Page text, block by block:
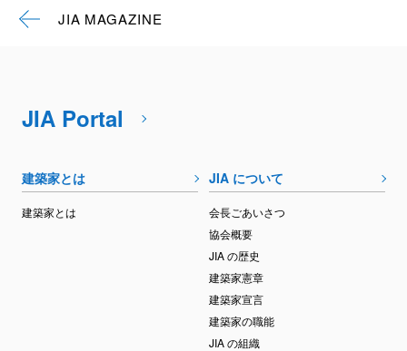
JIA MAGAZINE
JIA Portal
建築家とは
建築家とは
JIA について
会長ごあいさつ
協会概要
JIA の歴史
建築家憲章
建築家宣言
建築家の職能
JIA の組織